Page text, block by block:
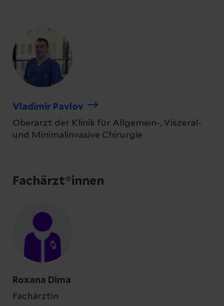
Vladimir Pavlov
Oberarzt der Klinik für Allgemein-, Viszeral-
und Minimalinvasive Chirurgie
Fachärzt*innen
Roxana Dima
Fachärztin